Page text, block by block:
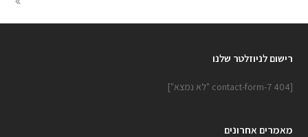
רישום לניוזלטר שלנו
[contact-form-7 404 "לא נמצא"]
מאמרים אחרונים